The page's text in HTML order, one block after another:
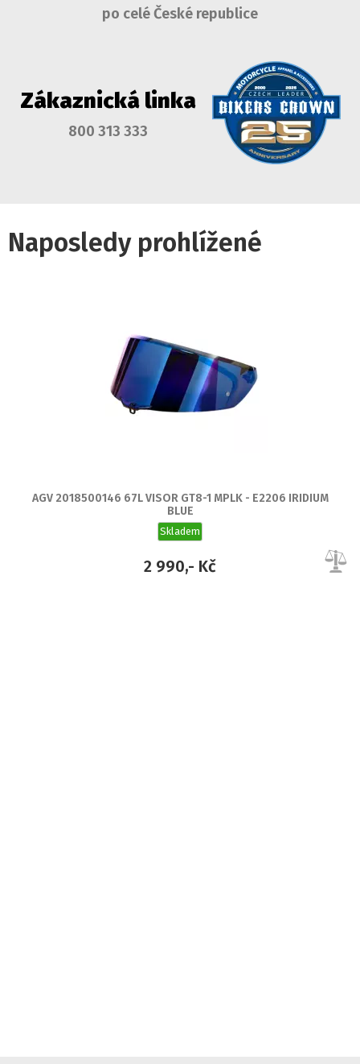
po celé České republice
Zákaznická linka
800 313 333
Naposledy prohlížené
AGV 2018500146 67L VISOR GT8-1 MPLK - E2206 IRIDIUM
BLUE
Skladem
2 990,- Kč